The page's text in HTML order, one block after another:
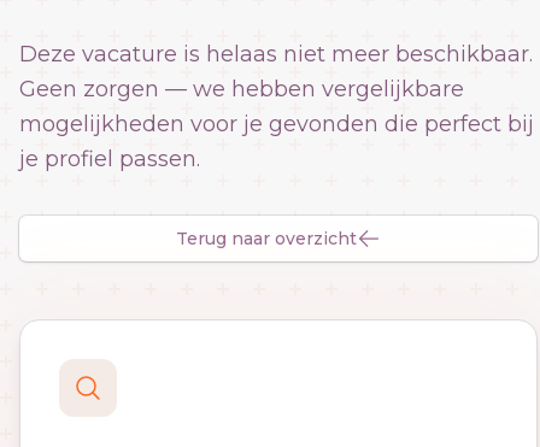
Deze vacature is helaas niet meer beschikbaar.
Geen zorgen — we hebben vergelijkbare
mogelijkheden voor je gevonden die perfect bij
je profiel passen.
Terug naar overzicht